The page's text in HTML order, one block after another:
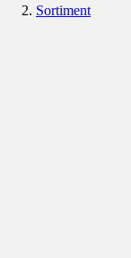
Sortiment